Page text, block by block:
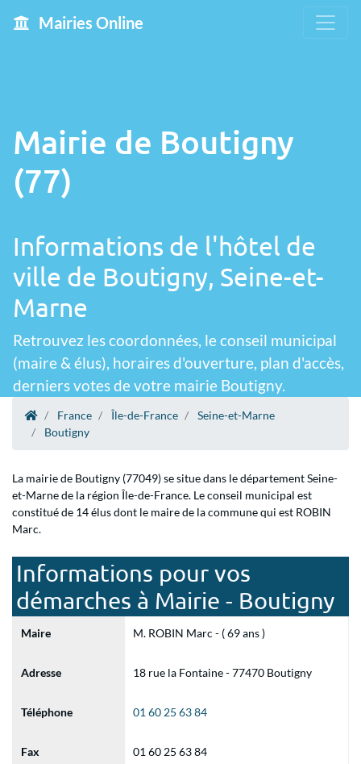
Mairies Online
Mairie de Boutigny
(77)
Informations de l'hôtel de
ville de Boutigny, Seine-et-
Marne
Retrouvez les coordonnées, le conseil municipal
(maire & élus), horaires d'ouverture, plan d'accès,
derniers votes de votre mairie Boutigny.
France Île-de-France
Seine-et-Marne
Boutigny
La mairie de Boutigny (77049) se situe dans le département Seine-
et-Marne de la région Île-de-France. Le conseil municipal est
constitué de 14 élus dont le maire de la commune qui est ROBIN
Marc.
Informations pour vos
démarches à Mairie - Boutigny
Maire M. ROBIN Marc - ( 69 ans )
Adresse 18 rue la Fontaine - 77470 Boutigny
Téléphone 01 60 25 63 84
Fax 01 60 25 63 84